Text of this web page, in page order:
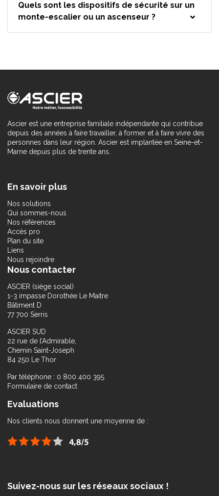
Quels sont les dispositifs de sécurité sur un
monte-escalier ou un ascenseur ?
Ascier est une entreprise familiale indépendante qui contribue
depuis des années à faire travailler, à former et à faire vivre des
personnes dans leur région. Ascier est implantée en Seine-et-
Marne depuis plus de trente ans.
En savoir plus
Nos solutions
Qui sommes-nous
Nos références
Accès pro
Plan du site
Liens
Nous rejoindre
Nous contacter
ASCIER (siège social)
1-3 impasse Dorothée Le Maitre
Bâtiment D
77 700 Serris
ASCIER SUD
22 rue de l’Admirable,
Chemin Saint-Joseph
84 250 Le Thor
Par téléphone : 0 800 400 395
Formulaire de contact
Evaluations
Nos clients nous donnent une moyenne de :
Suivez-nous sur les réseaux sociaux !